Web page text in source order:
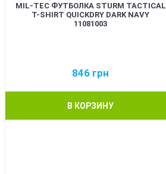
MIL-TEC ФУТБОЛКА STURM TACTICAL
T-SHIRT QUICKDRY DARK NAVY
11081003
846 грн
В КОРЗИНУ